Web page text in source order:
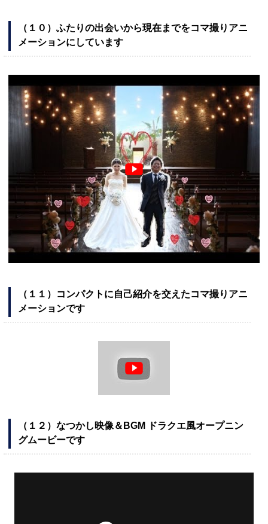
（１０）ふたりの出会いから現在までをコマ撮りアニ
メーションにしています
（１１）コンパクトに自己紹介を交えたコマ撮りアニ
メーションです
（１２）なつかし映像＆BGM ドラクエ風オープニン
グムービーです